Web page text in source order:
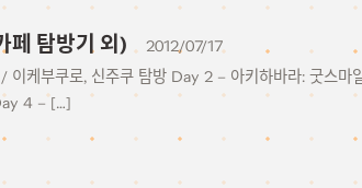
페 탐방기 외)
2012/07/17
케부쿠로, 신주쿠 탐방 Day 2 – 아키하바라: 굿스마
4 – […]